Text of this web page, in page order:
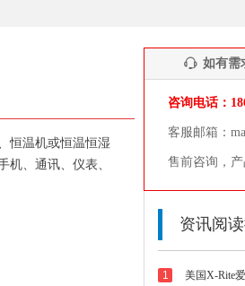
恒温机或恒温恒湿
、通讯、仪表、
资讯阅
美国X-Rite
ꁱ 如有需
咨询电话：
客服邮箱：
售前咨询，